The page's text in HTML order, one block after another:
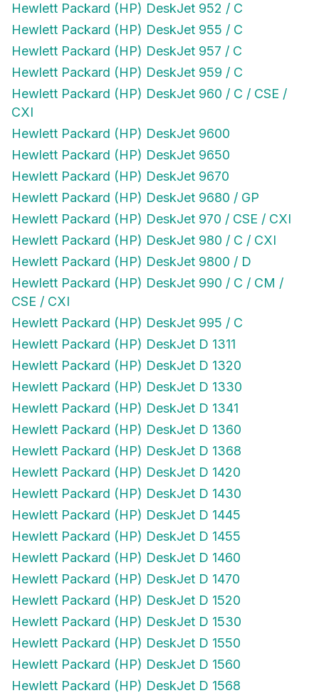
Hewlett Packard (HP) DeskJet 952 / C
Hewlett Packard (HP) DeskJet 955 / C
Hewlett Packard (HP) DeskJet 957 / C
Hewlett Packard (HP) DeskJet 959 / C
Hewlett Packard (HP) DeskJet 960 / C / CSE /
CXI
Hewlett Packard (HP) DeskJet 9600
Hewlett Packard (HP) DeskJet 9650
Hewlett Packard (HP) DeskJet 9670
Hewlett Packard (HP) DeskJet 9680 / GP
Hewlett Packard (HP) DeskJet 970 / CSE / CXI
Hewlett Packard (HP) DeskJet 980 / C / CXI
Hewlett Packard (HP) DeskJet 9800 / D
Hewlett Packard (HP) DeskJet 990 / C / CM /
CSE / CXI
Hewlett Packard (HP) DeskJet 995 / C
Hewlett Packard (HP) DeskJet D 1311
Hewlett Packard (HP) DeskJet D 1320
Hewlett Packard (HP) DeskJet D 1330
Hewlett Packard (HP) DeskJet D 1341
Hewlett Packard (HP) DeskJet D 1360
Hewlett Packard (HP) DeskJet D 1368
Hewlett Packard (HP) DeskJet D 1420
Hewlett Packard (HP) DeskJet D 1430
Hewlett Packard (HP) DeskJet D 1445
Hewlett Packard (HP) DeskJet D 1455
Hewlett Packard (HP) DeskJet D 1460
Hewlett Packard (HP) DeskJet D 1470
Hewlett Packard (HP) DeskJet D 1520
Hewlett Packard (HP) DeskJet D 1530
Hewlett Packard (HP) DeskJet D 1550
Hewlett Packard (HP) DeskJet D 1560
Hewlett Packard (HP) DeskJet D 1568